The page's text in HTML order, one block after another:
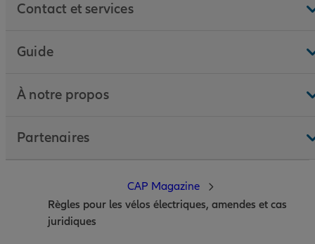
Contact et services
Guide
À notre propos
Partenaires
CAP Magazine
Règles pour les vélos électriques, amendes et cas
juridiques